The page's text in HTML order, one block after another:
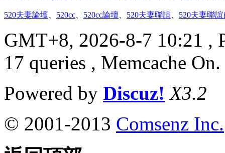
520夫妻論壇 520cc 520cc論壇 520夫妻聯誼 520夫妻聯
GMT+8, 2026-8-7 10:21 ,
17 queries , Memcache On.
Powered by Discuz! X3.2
© 2001-2013 Comsenz Inc.